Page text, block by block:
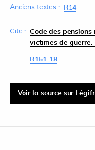
Anciens textes : R14
Cite : Code des
victimes de guerre.
R151-18
Voir la source sur